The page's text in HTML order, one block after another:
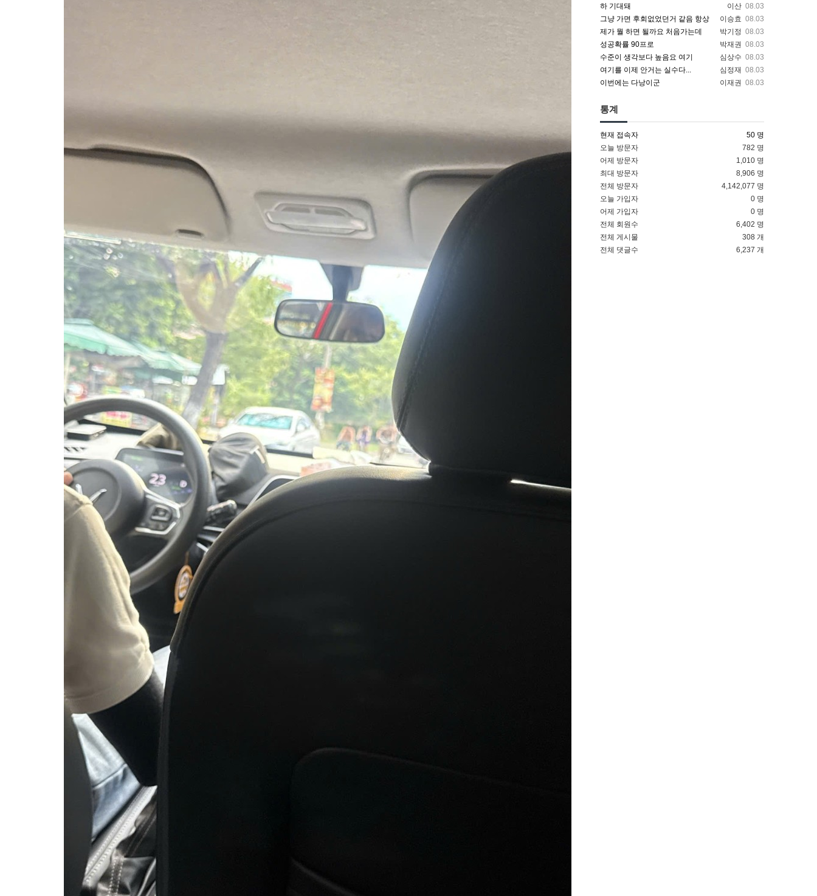
이산 08.03
하 기대돼
이승효 08.03
그냥 가면 후회없었던거 같음 항상
박기정 08.03
제가 뭘 하면 될까요 처음가는데
박재권 08.03
성공확률 90프로
심상수 08.03
수준이 생각보다 높음요 여기
심정재 08.03
여기를 이제 안거는 실수다...
이재권 08.03
이번에는 다낭이군
통계
현재 접속자
50 명
오늘 방문자
782 명
어제 방문자
1,010 명
최대 방문자
8,906 명
전체 방문자
4,142,077 명
오늘 가입자
0 명
어제 가입자
0 명
전체 회원수
6,402 명
전체 게시물
308 개
전체 댓글수
6,237 개